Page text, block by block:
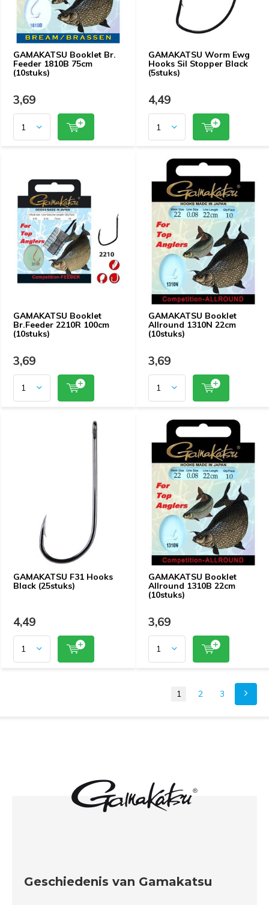
GAMAKATSU Booklet Br.
Feeder 1810B 75cm
(10stuks)
3,69
GAMAKATSU Worm Ewg
Hooks Sil Stopper Black
(5stuks)
4,49
GAMAKATSU Booklet
Br.Feeder 2210R 100cm
(10stuks)
3,69
GAMAKATSU Booklet
Allround 1310N 22cm
(10stuks)
3,69
GAMAKATSU F31 Hooks
Black (25stuks)
4,49
GAMAKATSU Booklet
Allround 1310B 22cm
(10stuks)
3,69
1 2 3
Geschiedenis van Gamakatsu